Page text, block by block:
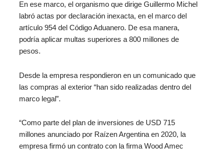
En ese marco, el organismo que dirige Guillermo Michel
labró actas por declaración inexacta, en el marco del
artículo 954 del Código Aduanero. De esa manera,
podría aplicar multas superiores a 800 millones de
pesos.
Desde la empresa respondieron en un comunicado que
las compras al exterior “han sido realizadas dentro del
marco legal”.
“Como parte del plan de inversiones de USD 715
millones anunciado por Raízen Argentina en 2020, la
empresa firmó un contrato con la firma Wood Amec